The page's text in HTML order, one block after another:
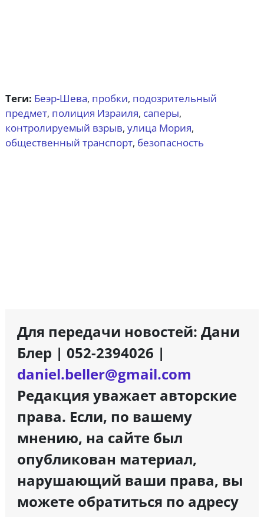
Теги: Беэр-Шева, пробки, подозрительный
предмет, полиция Израиля, саперы,
контролируемый взрыв, улица Мория,
общественный транспорт, безопасность
Для передачи новостей: Дани
Блер | 052-2394026 |
daniel.beller@gmail.com
Редакция уважает авторские
права. Если, по вашему
мнению, на сайте был
опубликован материал,
нарушающий ваши права, вы
можете обратиться по адресу